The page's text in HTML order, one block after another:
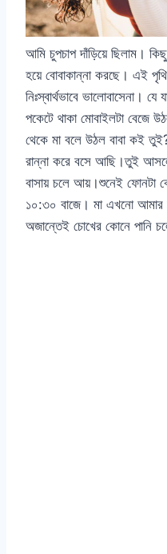
আমি চুপচাপ দাঁড়িয়ে ছিলাম।
হয়ে বোবাকান্না করছে। এই
নিঃস্বার্থভাবে ভালোবাসেনা।
পকেটে থাকা মোবাইলটা বেজে
থেকে মা বলে উঠল বাবা কই
রান্না করে বসে আছি।তুই
বাসায় চলে আয়।শুনেই ফোনটা
১০:৩০ বাজে। মা এখনো আমার
অজান্তেই চোখের কোনে পানি